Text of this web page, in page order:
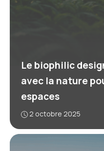
Le biophilic
avec la nature
espaces
2 octobre 2025